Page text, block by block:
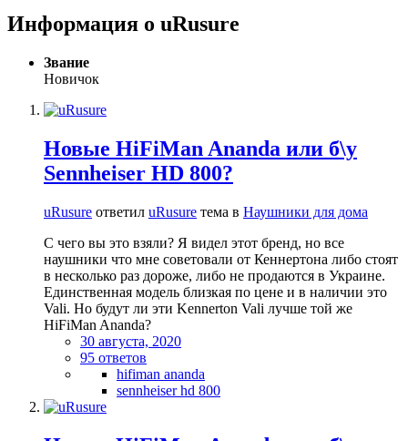
Информация о uRusure
Звание
Новичок
Новые HiFiMan Ananda или б\у
Sennheiser HD 800?
uRusure ответил uRusure тема в Наушники для дома
С чего вы это взяли? Я видел этот бренд, но все
наушники что мне советовали от Кеннертона либо стоят
в несколько раз дороже, либо не продаются в Украине.
Единственная модель близкая по цене и в наличии это
Vali. Но будут ли эти Kennerton Vali лучше той же
HiFiMan Ananda?
30 августа, 2020
95 ответов
hifiman ananda
sennheiser hd 800